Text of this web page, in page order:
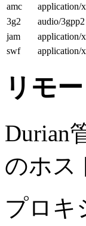
amc
application/
3g2
audio/3gpp2
jam
application/
swf
application/
リモ
Durian
のホス
プロキ